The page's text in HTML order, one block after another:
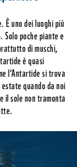
È uno dei luoghi più
poche piante e
di muschi,
è quasi
l’Antartide si trova
quando da noi
il sole non tramonta